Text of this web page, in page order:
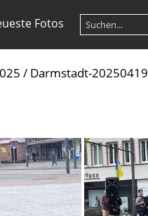
Fotos
/ Darmstadt-20250419